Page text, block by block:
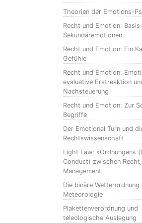
Theorien der Emotions-
Recht und Emotion:
Sekundäremotionen
Recht und Emotion: Ein
Gefühle
Recht und Emotion:
evaluative Erstreaktion
Nachsteuerung
Recht und Emotion: Zur
Begriffe
Der Emotional Turn und
Rechtswissenschaft
Light Law: »Ordnungen«
Conduct) zwischen
Management
Die binäre Wetterordnung
Meteorologie
Plakettenverordnung und
teleologische Auslegung